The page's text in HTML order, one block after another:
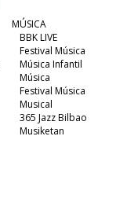
MÚSICA
BBK LIVE
Festival Música
Música Infantil
Música
Festival Música
Musical
365 Jazz Bilbao
Musiketan